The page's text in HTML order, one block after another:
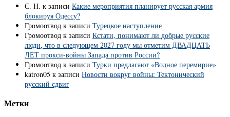
С. Н. к записи Какие мероприятия планирует русская армия
блокируя Одессу?
Громоотвод к записи Турецкое наступление
Громоотвод к записи Кстати, понимают ли добрые русские
люди, что в следующем 2027 году мы отметим ДВАДЦАТЬ
ЛЕТ прокси-войны Запада против России?
Громоотвод к записи Турки предлагают «Водное перемирие»
katron05 к записи Новости вокруг войны: Тектонический
русский сдвиг
Метки